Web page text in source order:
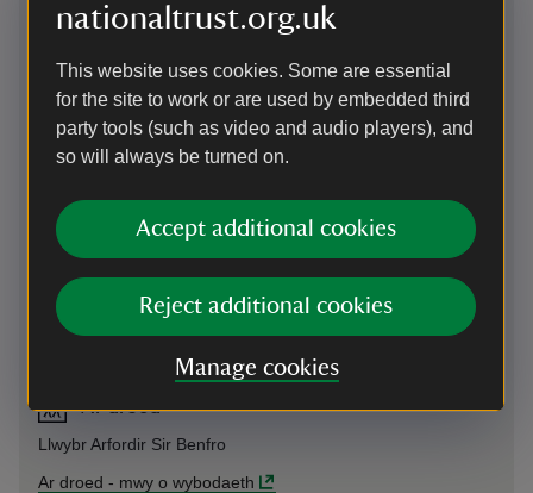
nationaltrust.org.uk
This website uses cookies. Some are essential
for the site to work or are used by embedded third
party tools (such as video and audio players), and
so will always be turned on.
Accept additional cookies
Reject additional cookies
Manage cookies
Ar y ffordd
B4327 o Hwlffordd, dilynwch arwyddion am Marloes a
dechrau Martin’s Haven. Chwith ym Mhentref Marloes ar
gyfer Traeth Marloes; yn syth drwy’r pentref ar gyfer Martin’s
Haven - dilynwch yr arwyddion
Parcio: Codir tâl parcio, parcio am ddim i aelodau'r
Ymddiriedolaeth Genedlaethol. Mae tocynnau dydd yn ddilys
ar y diwrnod hwnnw yn holl feysydd parcio yr
Ymddiriedolaeth Genedlaethol yn Sir Benfro.
Sat Nav: Traeth a Chors Marloes SA62 3BH Martin’s Haven
SA62 3BJ
Ar droed
Llwybr Arfordir Sir Benfro
Ar droed - mwy o wybodaeth